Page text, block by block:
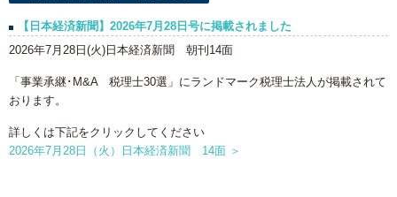
【日本経済新聞】2026年7月28日号に掲載されました
2026年7月28日(火)日本経済新聞 朝刊14面
「事業承継･M&A 税理士30選」にランドマーク税理士法人が掲載されて
おります。
詳しくは下記をクリックしてください
2026年7月28日（火）日本経済新聞 14面 ＞